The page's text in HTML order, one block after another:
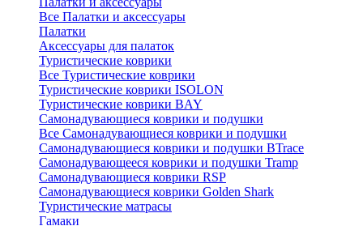
Все Палатки и аксессуары
Палатки
Аксессуары для палаток
Туристические коврики
Все Туристические коврики
Туристические коврики ISOLON
Туристические коврики BAY
Самонадувающиеся коврики и подушки
Все Самонадувающиеся коврики и подушки
Самонадувающиеся коврики и подушки BTrace
Самонадувающееся коврики и подушки Tramp
Самонадувающиеся коврики RSP
Самонадувающиеся коврики Golden Shark
Туристические матрасы
Гамаки